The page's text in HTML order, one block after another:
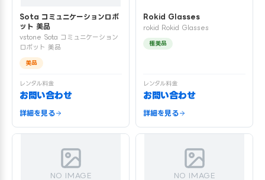
Sota コミュニケーションロボ
ット 美品
vstone Sota コミュニケーション
ロボット 美品
美品
レンタル料金
お問い合わせ
詳細を見る
Rokid Glasses
rokid Rokid Glasses
極美品
レンタル料金
お問い合わせ
詳細を見る
NO IMAGE NO IMAGE